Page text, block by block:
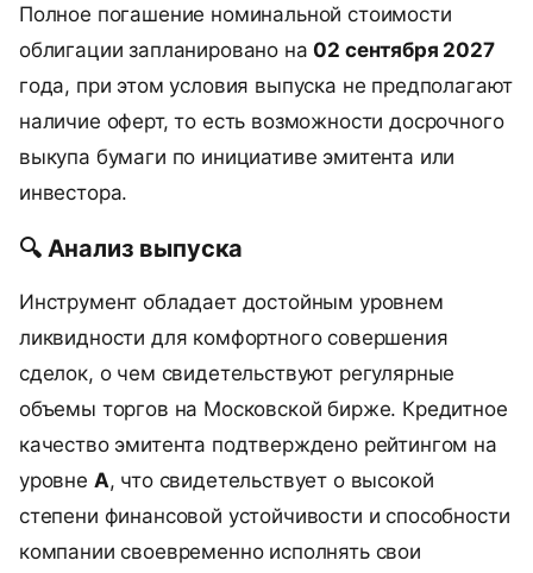
Полное погашение номинальной стоимости
облигации запланировано на02 сентября 2027
года, при этом условия выпуска не предполагают
наличие оферт, то есть возможности досрочного
выкупа бумаги по инициативе эмитента или
инвестора.
🔍 Анализ выпуска
Инструмент обладает достойным уровнем
ликвидности для комфортного совершения
сделок, о чем свидетельствуют регулярные
объемы торгов на Московской бирже. Кредитное
качество эмитента подтверждено рейтингом на
уровне A, что свидетельствует о высокой
степени финансовой устойчивости и способности
компании своевременно исполнять свои